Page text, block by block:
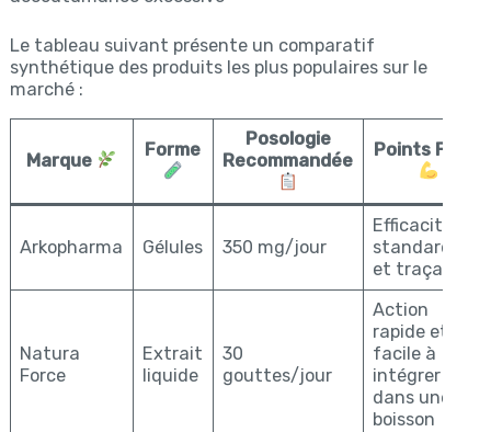
Le tableau suivant présente un comparatif
synthétique des produits les plus populaires sur le
marché :
Marque
Forme
Posologie
Recommandée
Points Forts
Arkopharma Gélules 350 mg/jour
Efficacité
standardisée
et traçabilité
Natura
Force
Extrait
liquide
30
gouttes/jour
Action
rapide et
facile à
intégrer
dans une
boisson